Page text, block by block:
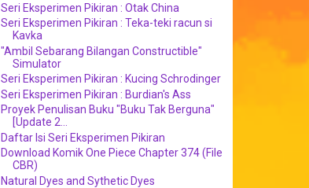
Seri Eksperimen Pikiran : Otak China
Seri Eksperimen Pikiran : Teka-teki racun si
Kavka
"Ambil Sebarang Bilangan Constructible"
Simulator
Seri Eksperimen Pikiran : Kucing Schrodinger
Seri Eksperimen Pikiran : Burdian's Ass
Proyek Penulisan Buku "Buku Tak Berguna"
[Update 2...
Daftar Isi Seri Eksperimen Pikiran
Download Komik One Piece Chapter 374 (File
CBR)
Natural Dyes and Sythetic Dyes